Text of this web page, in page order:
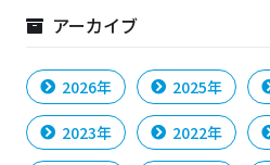
アーカイブ
2026年 2025年
2023年 2022年